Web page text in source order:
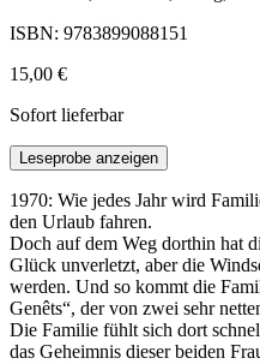
ISBN: 9783899088151
15,00 €
Sofort lieferbar
Leseprobe anzeigen
1970: Wie jedes Jahr wird
den Urlaub fahren.
Doch auf dem Weg dorthin hat
Glück unverletzt, aber die
werden. Und so kommt die
Genêts“, der von zwei sehr
Die Familie fühlt sich dort
das Geheimnis dieser beiden